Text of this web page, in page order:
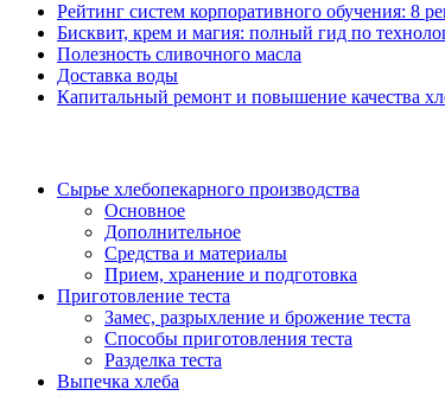
Рейтинг систем корпоративного обучения: 8
Бисквит, крем и магия: полный гид по
Полезность сливочного масла
Доставка воды
Капитальный ремонт и повышение качества
Сырье хлебопекарного производства
Основное
Дополнительное
Средства и материалы
Прием, хранение и подготовка
Приготовление теста
Замес, разрыхление и брожение теста
Способы приготовления теста
Разделка теста
Выпечка хлеба